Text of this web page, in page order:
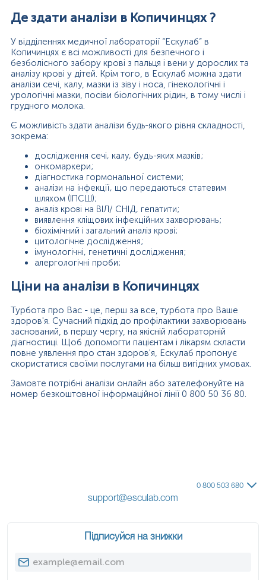
Де здати аналізи в Копичинцях ?
У відділеннях медичної лабораторії “Ескулаб” в
Копичинцях є всі можливості для безпечного і
безболісного забору крові з пальця і вени у дорослих та
аналізу крові у дітей. Крім того, в Ескулаб можна здати
аналізи сечі, калу, мазки із зіву і носа, гінекологічні і
урологічні мазки, посіви біологічних рідин, в тому числі і
грудного молока.
Є можливість здати аналізи будь-якого рівня складності,
зокрема:
дослідження сечі, калу, будь-яких мазків;
онкомаркери;
діагностика гормональної системи;
аналізи на інфекції, що передаються статевим
шляхом (ІПСШ);
аналіз крові на ВІЛ/ СНІД, гепатити;
виявлення кліщових інфекційних захворювань;
біохімічний і загальний аналіз крові;
цитологічне дослідження;
імунологічні, генетичні дослідження;
алергологічні проби;
Ціни на аналізи в Копичинцях
Турбота про Вас - це, перш за все, турбота про Ваше
здоров'я. Сучасний підхід до профілактики захворювань
заснований, в першу чергу, на якісній лабораторній
діагностиці. Щоб допомогти пацієнтам і лікарям скласти
повне уявлення про стан здоров'я, Ескулаб пропонує
скористатися своїми послугами на більш вигідних умовах.
Замовте потрібні аналізи онлайн або зателефонуйте на
номер безкоштовної інформаційної лінії 0 800 50 36 80.
0 800 503 680
support@esculab.com
Підписуйся на знижки